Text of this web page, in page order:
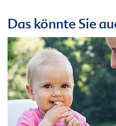
Das könnte Sie